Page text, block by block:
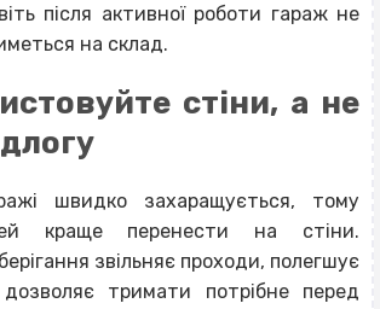
після активної роботи гараж не
на склад.
стіни, а не
швидко захаращується, тому
краще перенести на стіни.
звільняє проходи, полегшує
тримати потрібне перед